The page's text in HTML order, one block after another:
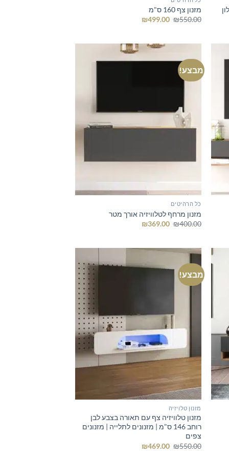
מזנון צף 160 ס"מ
₪550.00
המחיר ₪499.00
מבצע!
כל הרהיטים
מזנון מרחף לטלוויזיה אורך מטר
₪400.00
המחיר ₪369.00
מבצע!
מזנון טלויזיה
מזנון טלוויזיה צף עם תאורה בצבע לבן
רוחב 146 ס"מ | מזנונים לתלייה | מזנונים
צפים
₪550.00
המחיר ₪469.00